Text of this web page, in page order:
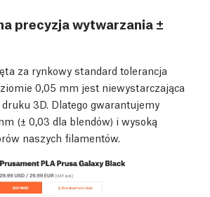
precyzja wytwarzania ±
za rynkowy standard tolerancja
0,05 mm jest niewystarczająca
3D. Dlatego gwarantujemy
(± 0,03 dla blendów) i wysoką
naszych filamentów.